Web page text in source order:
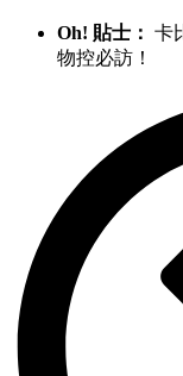
Oh! 貼士： 卡
物控必訪！